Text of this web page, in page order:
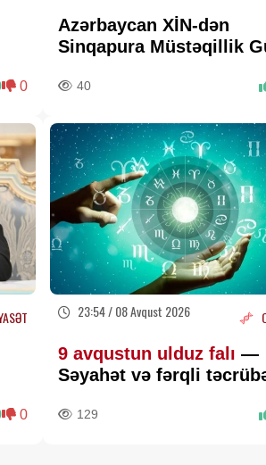
0
Azərbaycan XİN-dən
Sinqapura Müstəqillik
40
0
23:54 / 08 Avqust 2026
9 avqustun ulduz falı —
Səyahət və fərqli
129